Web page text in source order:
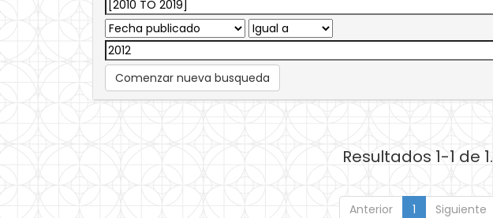
Comenzar nueva busqueda
Resultados 1-1 de 1.
Anterior 1 Siguiente